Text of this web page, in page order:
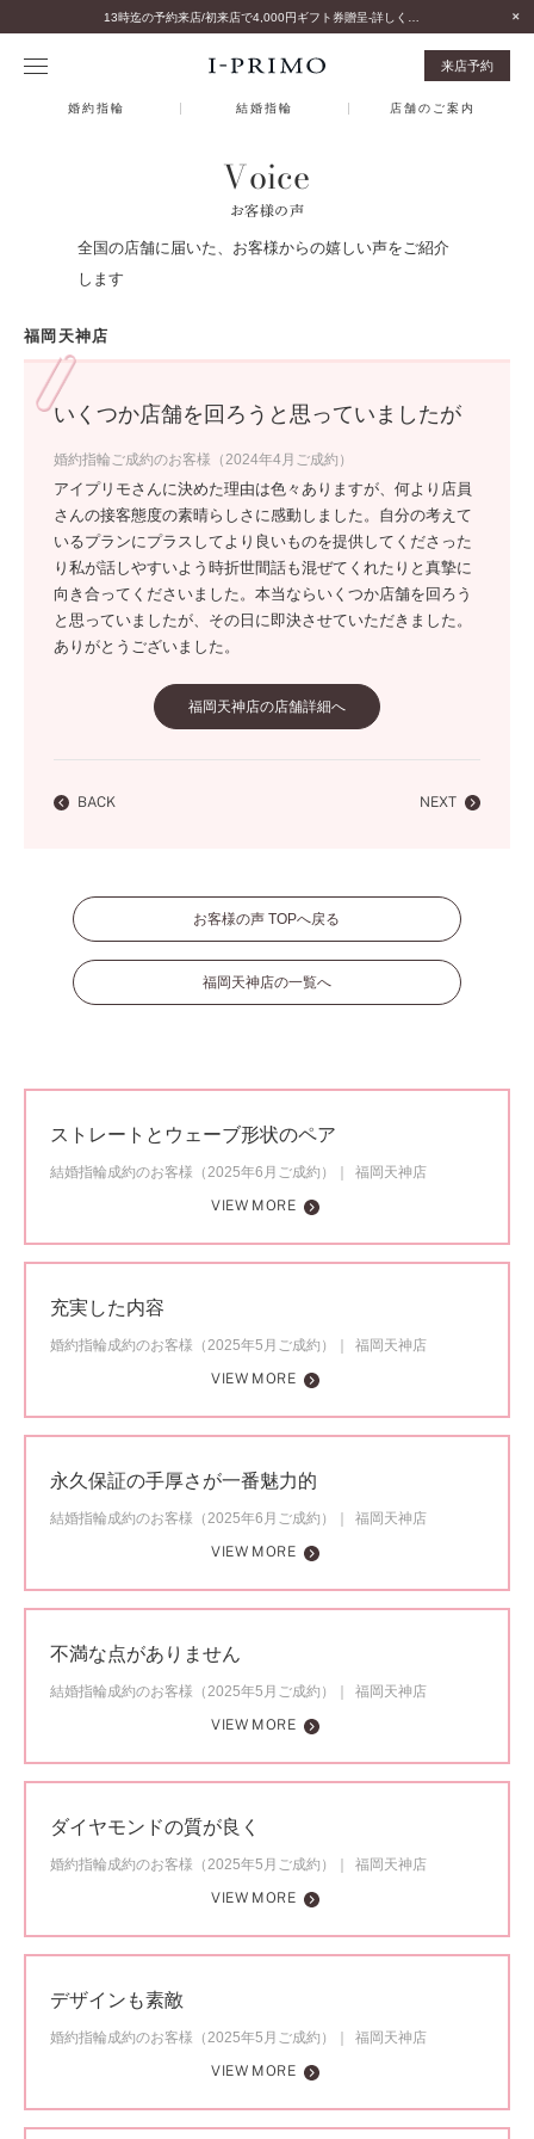
来店予約
婚約指輪 結婚指輪 店舗のご案内
Voice
お客様の声
全国の店舗に届いた、お客様からの嬉しい声をご紹介
します
福岡天神店
いくつか店舗を回ろうと思っていましたが
婚約指輪ご成約のお客様（2024年4月ご成約）
アイプリモさんに決めた理由は色々ありますが、何より店員
さんの接客態度の素晴らしさに感動しました。自分の考えて
いるプランにプラスしてより良いものを提供してくださった
り私が話しやすいよう時折世間話も混ぜてくれたりと真摯に
向き合ってくださいました。本当ならいくつか店舗を回ろう
と思っていましたが、その日に即決させていただきました。
ありがとうございました。
福岡天神店の店舗詳細へ
BACK NEXT
お客様の声 TOPへ戻る
福岡天神店の一覧へ
ストレートとウェーブ形状のペア
結婚指輪成約のお客様（2025年6月ご成約）
福岡天神店
VIEW MORE
充実した内容
婚約指輪成約のお客様（2025年5月ご成約）
福岡天神店
VIEW MORE
永久保証の手厚さが一番魅力的
結婚指輪成約のお客様（2025年6月ご成約）
福岡天神店
VIEW MORE
不満な点がありません
結婚指輪成約のお客様（2025年5月ご成約）
福岡天神店
VIEW MORE
ダイヤモンドの質が良く
婚約指輪成約のお客様（2025年5月ご成約）
福岡天神店
VIEW MORE
デザインも素敵
婚約指輪成約のお客様（2025年5月ご成約）
福岡天神店
VIEW MORE